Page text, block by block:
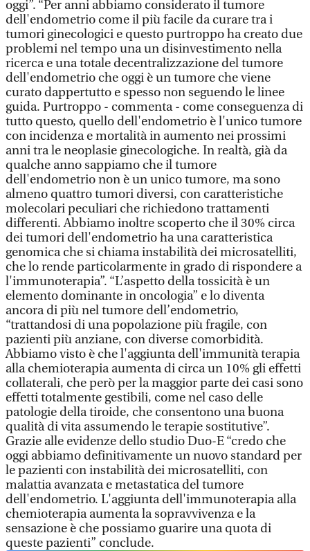
oggi”. “Per anni abbiamo considerato il tumore
dell'endometrio come il più facile da curare tra i
tumori ginecologici e questo purtroppo ha creato due
problemi nel tempo una un disinvestimento nella
ricerca e una totale decentralizzazione del tumore
dell'endometrio che oggi è un tumore che viene
curato dappertutto e spesso non seguendo le linee
guida. Purtroppo - commenta - come conseguenza di
tutto questo, quello dell'endometrio è l'unico tumore
con incidenza e mortalità in aumento nei prossimi
anni tra le neoplasie ginecologiche. In realtà, già da
qualche anno sappiamo che il tumore
dell'endometrio non è un unico tumore, ma sono
almeno quattro tumori diversi, con caratteristiche
molecolari peculiari che richiedono trattamenti
differenti. Abbiamo inoltre scoperto che il 30% circa
dei tumori dell'endometrio ha una caratteristica
genomica che si chiama instabilità dei microsatelliti,
che lo rende particolarmente in grado di rispondere a
l'immunoterapia”. “L’aspetto della tossicità è un
elemento dominante in oncologia” e lo diventa
ancora di più nel tumore dell’endometrio,
“trattandosi di una popolazione più fragile, con
pazienti più anziane, con diverse comorbidità.
Abbiamo visto è che l'aggiunta dell'immunità terapia
alla chemioterapia aumenta di circa un 10% gli effetti
collaterali, che però per la maggior parte dei casi sono
effetti totalmente gestibili, come nel caso delle
patologie della tiroide, che consentono una buona
qualità di vita assumendo le terapie sostitutive”.
Grazie alle evidenze dello studio Duo-E “credo che
oggi abbiamo definitivamente un nuovo standard per
le pazienti con instabilità dei microsatelliti, con
malattia avanzata e metastatica del tumore
dell'endometrio. L'aggiunta dell'immunoterapia alla
chemioterapia aumenta la sopravvivenza e la
sensazione è che possiamo guarire una quota di
queste pazienti” conclude.